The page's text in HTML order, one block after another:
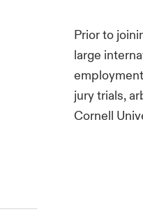
Prior to
large
jury trials,
Cornell